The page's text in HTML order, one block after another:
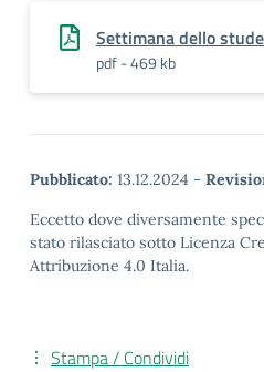
Settimana dello
pdf - 469 kb
Pubblicato: 13.12.2024 -
Eccetto dove diversamente
stato rilasciato sotto Licenza
Attribuzione 4.0 Italia.
Stampa / Condividi